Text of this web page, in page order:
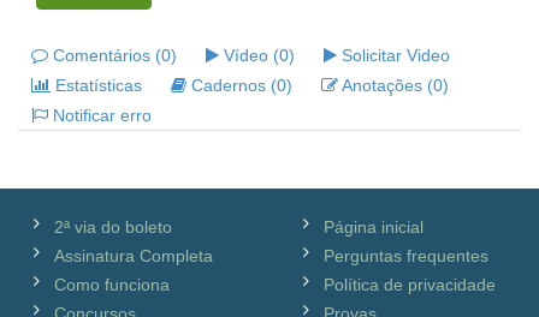
Comentários (0) Vídeo (0)
Solicitar Video
Estatísticas
Cadernos (0)
Anotações (0)
Notificar erro
2ª via do boleto
Assinatura Completa
Como funciona
Página inicial
Perguntas frequentes
Política de privacidade